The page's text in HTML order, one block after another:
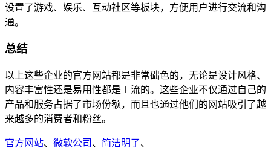
设置了游戏、娱乐、互动社区等板块，方便用户进行交流和沟
通。
总结
以上这些企业的官方网站都是非常础色的，无论是设计风格、
内容丰富性还是易用性都是Ⅰ流的。这些企业不仅通过自己的
产品和服务占据了市场份额，而且也通过他们的网站吸引了越
来越多的消费者和粉丝。
官方网站、 微软公司 、 简洁明了、